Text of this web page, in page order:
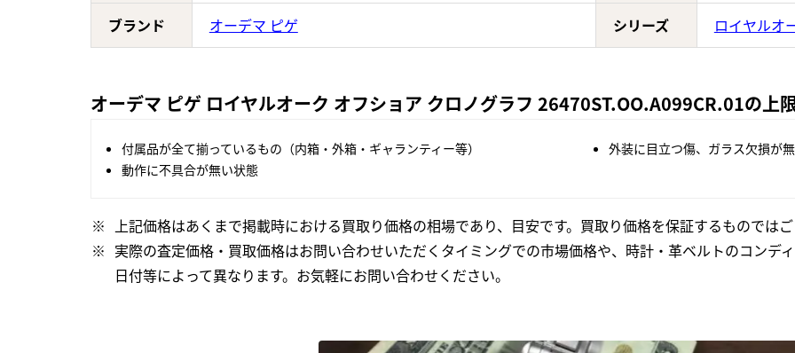
ブランド オーデマ ピゲ シリーズ ロイヤルオ
オーデマ ピゲ ロイヤルオーク オフショア クロノグラフ 26470ST.OO.A099CR.01の上
付属品が全て揃っているもの（内箱・外箱・ギャランティー等）
外装に目立つ傷、ガラス欠損が
動作に不具合が無い状態
上記価格はあくまで掲載時における買取り価格の相場であり、目安です。買取り価格を保証するものではご
実際の査定価格・買取価格はお問い合わせいただくタイミングでの市場価格や、時計・革ベルトのコンデ
日付等によって異なります。お気軽にお問い合わせください。